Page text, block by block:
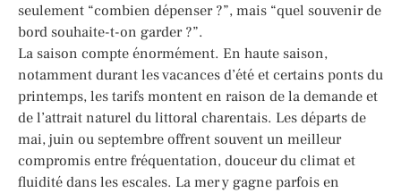
seulement “combien dépenser ?”, mais “quel souvenir de
bord souhaite-t-on garder ?”.
La saison compte énormément. En haute saison,
notamment durant les vacances d’été et certains ponts du
printemps, les tarifs montent en raison de la demande et
de l’attrait naturel du littoral charentais. Les départs de
mai, juin ou septembre offrent souvent un meilleur
compromis entre fréquentation, douceur du climat et
fluidité dans les escales. La mer y gagne parfois en